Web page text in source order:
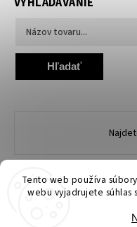
Tento web používa
webu vyjadrujete súhlas
Hľadať